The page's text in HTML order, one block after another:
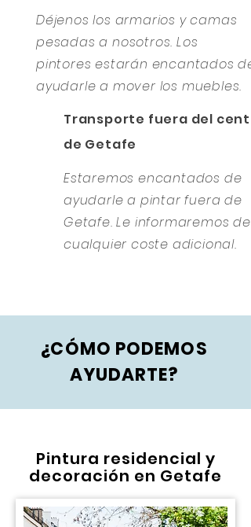
Déjenos los armarios y camas
pesadas a nosotros. Los
pintores estarán encantados de
ayudarle a mover los muebles.
Transporte fuera del
de Getafe
Estaremos encantados de
ayudarle a pintar fuera de
Getafe. Le informaremos de
cualquier coste adicional.
¿CÓMO PODEMOS
AYUDARTE?
Pintura residencial y
decoración en Getafe